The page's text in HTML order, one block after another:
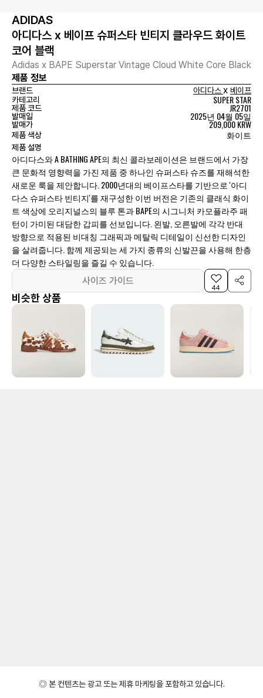
ADIDAS
아디다스 x 베이프 슈퍼스타 빈티지 클라우드 화이트
코어 블랙
Adidas x BAPE Superstar Vintage Cloud White Core Black
제품 정보
브랜드 아디다스x 베이프
카테고리
SUPER STAR
제품 코드 JR2701
발매일 2025년 04월 05일
발매가 209,000 KRW
제품 색상 화이트
제품 설명
아디다스와 A BATHING APE의 최신 콜라보레이션은 브랜드에서 가장
큰 문화적 영향력을 가진 제품 중 하나인 슈퍼스타 슈즈를 재해석한
새로운 룩을 제안합니다. 2000년대의 베이프스타를 기반으로 '아디
다스 슈퍼스타 빈티지'를 재구성한 이번 버전은 기존의 클래식 화이
트 색상에 오리지널스의 블루 톤과 BAPE의 시그니처 카모플라주 패
턴이 가미된 대담한 갑피를 선보입니다. 왼발, 오른발에 각각 반대
방향으로 적용된 비대칭 그래픽과 메탈릭 디테일이 신선한 디자인
을 살려줍니다. 함께 제공되는 세 가지 종류의 신발끈을 사용해 한층
더 다양한 스타일링을 즐길 수 있습니다.
사이즈 가이드
44
비슷한 상품
◎ 본 컨텐츠는 광고 또는 제휴 마케팅을 포함하고 있습니다.